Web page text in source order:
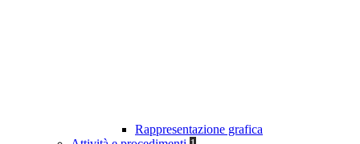
Rappresentazione grafica